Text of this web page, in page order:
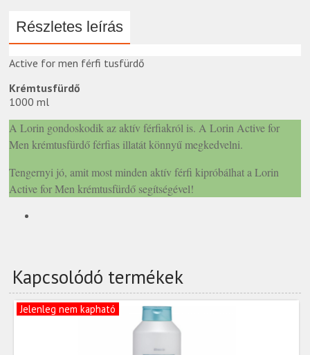
Részletes leírás
Active for men férfi tusfürdő
Krémtusfürdő
1000 ml
A Lorin gondoskodik az aktív férfiakról is. A Lorin Active for
Men krémtusfürdő férfias illatát könnyű megkedvelni.
Tengernyi jó, amit most minden aktív férfi kipróbálhat a Lorin
Active for Men krémtusfürdő segítségével!
Kapcsolódó termékek
Jelenleg nem kapható